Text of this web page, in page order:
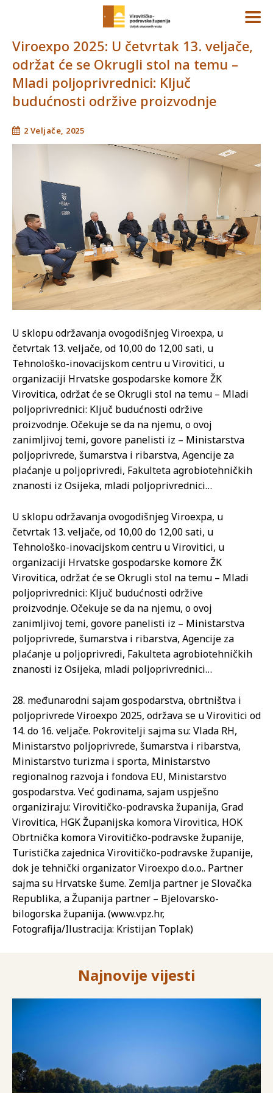
Viroexpo 2025: U četvrtak 13. veljače,
održat će se Okrugli stol na temu –
Mladi poljoprivrednici: Ključ
budućnosti održive proizvodnje
2 Veljače, 2025
U sklopu održavanja ovogodišnjeg Viroexpa, u
četvrtak 13. veljače, od 10,00 do 12,00 sati, u
Tehnološko-inovacijskom centru u Virovitici, u
organizaciji Hrvatske gospodarske komore ŽK
Virovitica, održat će se Okrugli stol na temu – Mladi
poljoprivrednici: Ključ budućnosti održive
proizvodnje. Očekuje se da na njemu, o ovoj
zanimljivoj temi, govore panelisti iz – Ministarstva
poljoprivrede, šumarstva i ribarstva, Agencije za
plaćanje u poljoprivredi, Fakulteta agrobiotehničkih
znanosti iz Osijeka, mladi poljoprivrednici…
U sklopu održavanja ovogodišnjeg Viroexpa, u
četvrtak 13. veljače, od 10,00 do 12,00 sati, u
Tehnološko-inovacijskom centru u Virovitici, u
organizaciji Hrvatske gospodarske komore ŽK
Virovitica, održat će se Okrugli stol na temu – Mladi
poljoprivrednici: Ključ budućnosti održive
proizvodnje. Očekuje se da na njemu, o ovoj
zanimljivoj temi, govore panelisti iz – Ministarstva
poljoprivrede, šumarstva i ribarstva, Agencije za
plaćanje u poljoprivredi, Fakulteta agrobiotehničkih
znanosti iz Osijeka, mladi poljoprivrednici…
28. međunarodni sajam gospodarstva, obrtništva i
poljoprivrede Viroexpo 2025, održava se u Virovitici od
14. do 16. veljače. Pokrovitelji sajma su: Vlada RH,
Ministarstvo poljoprivrede, šumarstva i ribarstva,
Ministarstvo turizma i sporta, Ministarstvo
regionalnog razvoja i fondova EU, Ministarstvo
gospodarstva. Već godinama, sajam uspješno
organiziraju: Virovitičko-podravska županija, Grad
Virovitica, HGK Županijska komora Virovitica, HOK
Obrtnička komora Virovitičko-podravske županije,
Turistička zajednica Virovitičko-podravske županije,
dok je tehnički organizator Viroexpo d.o.o.. Partner
sajma su Hrvatske šume. Zemlja partner je Slovačka
Republika, a Županija partner – Bjelovarsko-
bilogorska županija. (www.vpz.hr,
Fotografija/Ilustracija: Kristijan Toplak)
Najnovije vijesti